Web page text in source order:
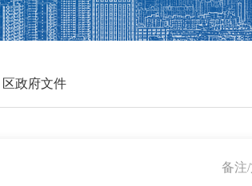
区政府文件
备注